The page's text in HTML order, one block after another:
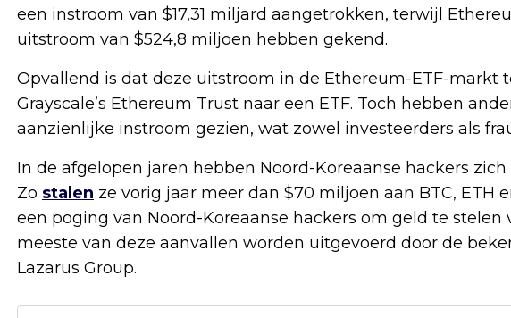
een instroom van $17,31 miljard aangetrokken, terwijl
uitstroom van $524,8 miljoen hebben gekend.
Opvallend is dat deze uitstroom in de Ethereum-ETF-markt
Grayscale’s Ethereum Trust naar een ETF. Toch hebben
aanzienlijke instroom gezien, wat zowel investeerders als
In de afgelopen jaren hebben Noord-Koreaanse hackers
Zo stalen ze vorig jaar meer dan $70 miljoen aan BTC, ETH
een poging van Noord-Koreaanse hackers om geld te stelen
meeste van deze aanvallen worden uitgevoerd door de
Lazarus Group.